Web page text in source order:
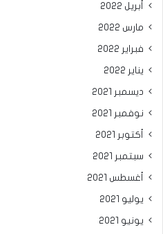
أبريل 2022
مارس 2022
فبراير 2022
يناير 2022
ديسمبر 2021
نوفمبر 2021
أكتوبر 2021
سبتمبر 2021
أغسطس 2021
يوليو 2021
يونيو 2021